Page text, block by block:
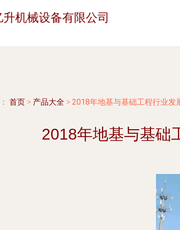
机械设备有限公司
首页 > 产品大全 > 2018年地基与基础工程行业发
2018年地基与基础